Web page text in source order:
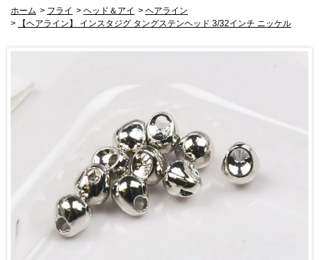
ホーム > フライ > ヘッド＆アイ > ヘアライン
>
【ヘアライン】 インスタジグ タングステンヘッド 3/32インチ ニッケル